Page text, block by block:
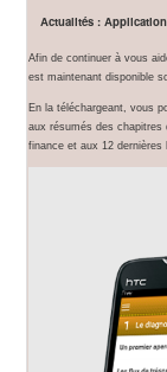
Actualités :
Afin de continuer à vous
est maintenant disponible
En la téléchargeant, vous
aux résumés des chapitres
finance et aux 12 dernières